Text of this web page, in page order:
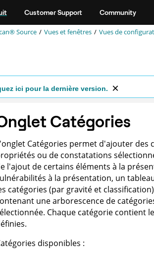
Customer Support Community
Source Vues et fenêtres Vues de
ici pour la dernière version.
Catégories
Catégories permet d'ajouter des
ou de constatations
l'ajout de certains éléments à la
à la présentation, un
catégories (par gravité et
une arborescence de
Chaque catégorie contient
disponibles :